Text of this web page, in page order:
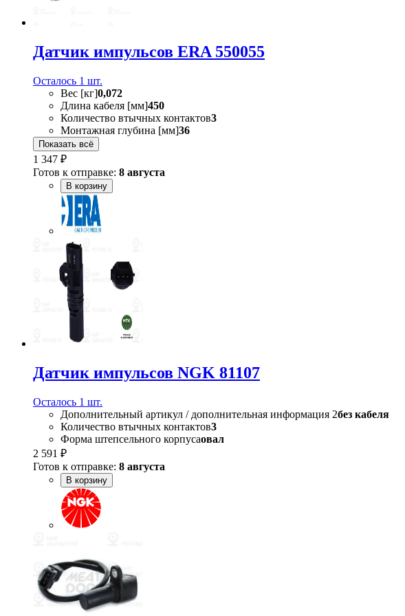
Датчик импульсов ERA 550055
Осталось 1 шт.
Вес [кг]0,072
Длина кабеля [мм]450
Количество втычных контактов3
Монтажная глубина [мм]36
Показать всё
1 347 ₽
Готов к отправке: 8 августа
В корзину
Датчик импульсов NGK 81107
Осталось 1 шт.
Дополнительный артикул / дополнительная информация 2без кабеля
Количество втычных контактов3
Форма штепсельного корпусаовал
2 591 ₽
Готов к отправке: 8 августа
В корзину